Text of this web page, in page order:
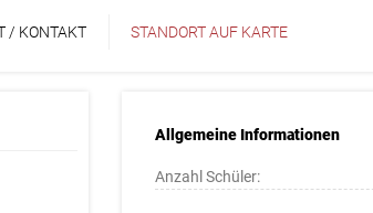
/ KONTAKT STANDORT AUF KARTE
Allgemeine Informationen
Anzahl Schüler: